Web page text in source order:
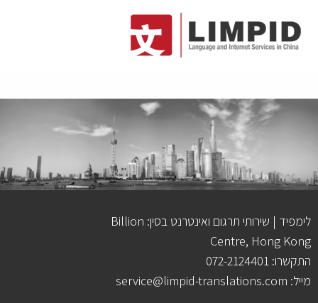
לימפיד | שירותי תרגום ואינטרנט בסין: Billion
Centre, Hong Kong
התקשרו: 072-2124401
מייל: service@limpid-translations.com